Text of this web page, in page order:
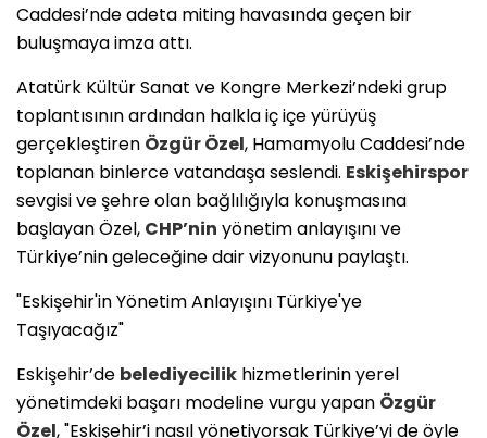
Caddesi’nde adeta miting havasında geçen bir
buluşmaya imza attı.
​Atatürk Kültür Sanat ve Kongre Merkezi’ndeki grup
toplantısının ardından halkla iç içe yürüyüş
gerçekleştiren Özgür Özel, Hamamyolu Caddesi’nde
toplanan binlerce vatandaşa seslendi. Eskişehirspor
sevgisi ve şehre olan bağlılığıyla konuşmasına
başlayan Özel, CHP’nin yönetim anlayışını ve
Türkiye’nin geleceğine dair vizyonunu paylaştı.
​"Eskişehir'in Yönetim Anlayışını Türkiye'ye
Taşıyacağız"
​Eskişehir’de belediyecilik hizmetlerinin yerel
yönetimdeki başarı modeline vurgu yapan Özgür
Özel, "Eskişehir’i nasıl yönetiyorsak Türkiye’yi de öyle